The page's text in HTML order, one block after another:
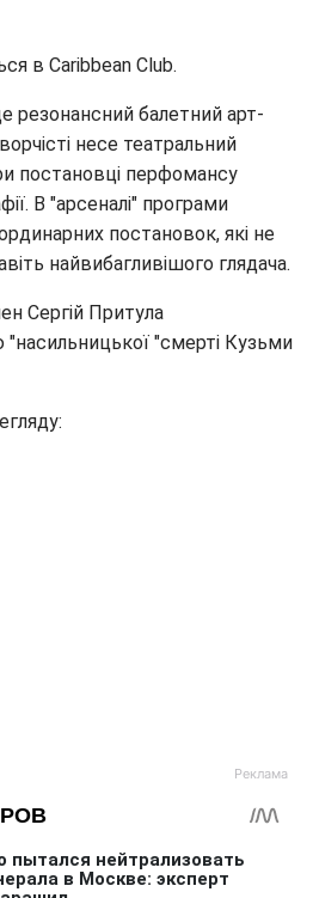
в Caribbean Club.
резонансний балетний арт-
несе театральний
постановці перфомансу
В "арсеналі" програми
постановок, які не
найвибагливішого глядача.
Сергій Притула
"смерті Кузьми